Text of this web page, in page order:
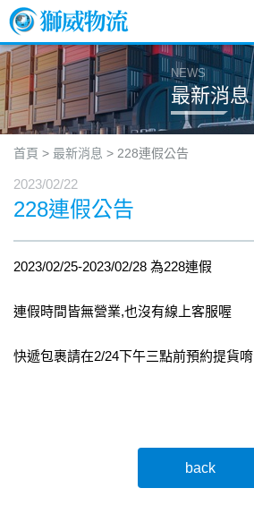
NEWS
最新消息
首頁 > 最新消息 > 228連假公告
2023/02/22
228連假公告
2023/02/25-2023/02/28 為228連假
連假時間皆無營業,也沒有線上客服喔
快遞包裹請在2/24下午三點前預約提貨唷
back